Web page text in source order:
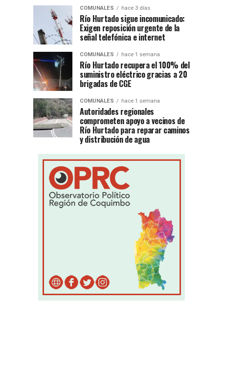
COMUNALES hace 3 días
Río Hurtado sigue incomunicado:
Exigen reposición urgente de la
señal telefónica e internet
COMUNALES hace 1 semana
Río Hurtado recupera el 100% del
suministro eléctrico gracias a 20
brigadas de CGE
COMUNALES hace 1 semana
Autoridades regionales
comprometen apoyo a vecinos de
Río Hurtado para reparar caminos
y distribución de agua